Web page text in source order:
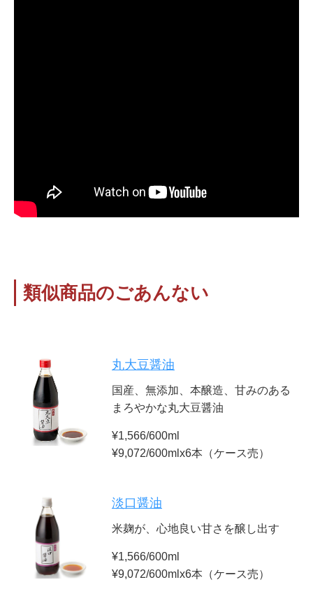
類似商品のごあんない
丸大豆醤油
国産、無添加、本醸造、甘みのある
まろやかな丸大豆醤油
¥1,566/600ml
¥9,072/600mlx6本（ケース売）
淡口醤油
米麹が、心地良い甘さを醸し出す
¥1,566/600ml
¥9,072/600mlx6本（ケース売）